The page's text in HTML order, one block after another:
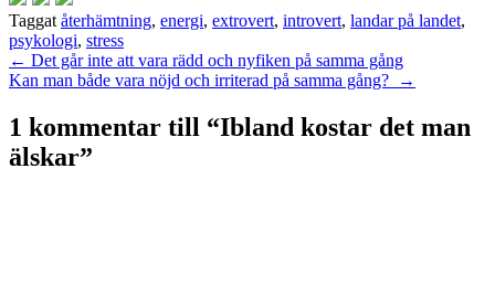
Taggat återhämtning, energi, extrovert, introvert, landar på landet,
psykologi, stress
Inläggsnavigering
← Det går inte att vara rädd och nyfiken på samma gång
Kan man både vara nöjd och irriterad på samma gång?
→
1 kommentar till “Ibland kostar det man
älskar”